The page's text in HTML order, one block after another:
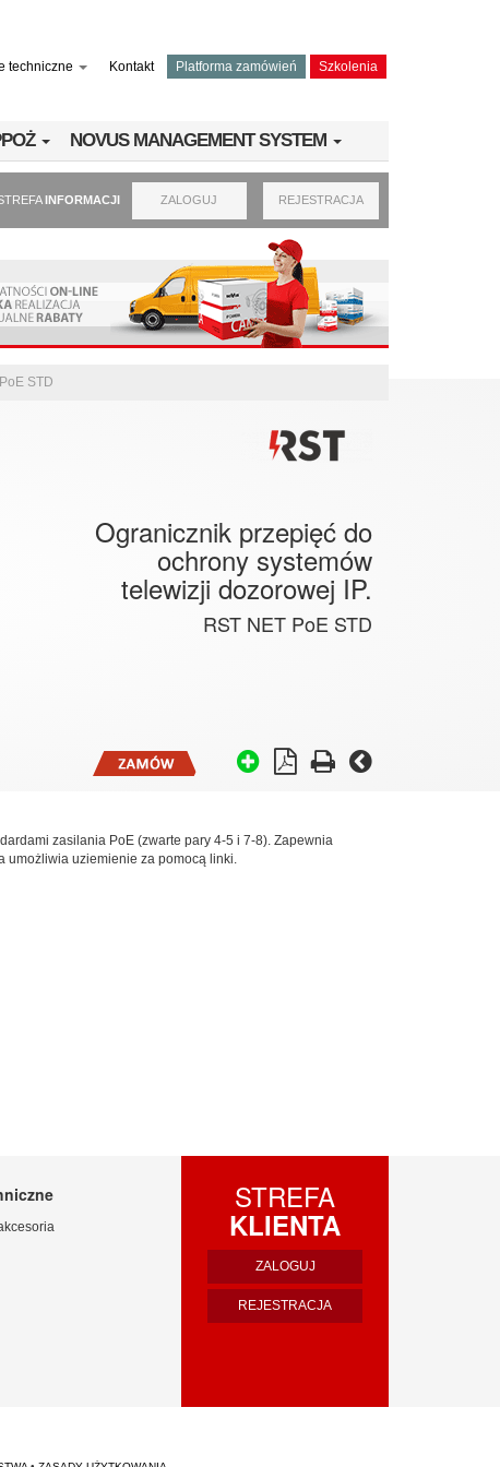
techniczne Kontakt Platforma zamówień Szkolenia
NOVUS MANAGEMENT SYSTEM
INFORMACJI ZALOGUJ REJESTRACJA
STD
Ogranicznik przepięć do
ochrony systemów
telewizji dozorowej IP.
RST NET PoE STD
zasilania PoE (zwarte pary 4-5 i 7-8). Zapewnia
umożliwia uziemienie za pomocą linki.
STREFA
KLIENTA
ZALOGUJ
REJESTRACJA